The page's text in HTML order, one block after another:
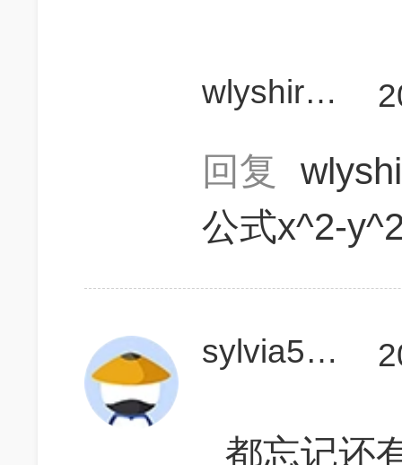
wlyshirley
回复
公式x^2-
sylvia525
都忘记还